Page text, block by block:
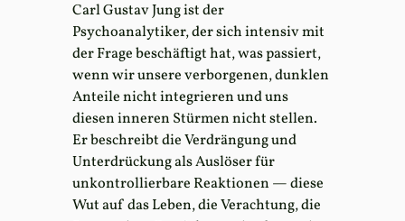
Carl Gustav Jung ist der
Psychoanalytiker, der sich intensiv mit
der Frage beschäftigt hat, was passiert,
wenn wir unsere verborgenen, dunklen
Anteile nicht integrieren und uns
diesen inneren Stürmen nicht stellen.
Er beschreibt die Verdrängung und
Unterdrückung als Auslöser für
unkontrollierbare Reaktionen — diese
Wut auf das Leben, die Verachtung, die